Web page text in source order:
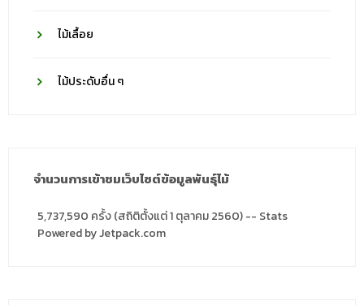
ไม้เลื้อย
ไม้ประดับอื่น ๆ
จำนวนการเข้าชมเว็บไซต์ข้อมูลพันธุ์ไม้
5,737,590 ครั้ง (สถิติตั้งแต่ 1 ตุลาคม 2560) -- Stats
Powered by Jetpack.com